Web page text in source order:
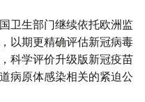
卫生部门继续依托欧洲监
以期更精确评估新冠病毒
科学评价升级版新冠疫苗
病原体感染相关的紧迫公